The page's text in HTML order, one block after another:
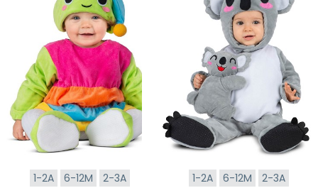
1-2A 6-12M
2-3A
1-2A 6-12M
2-3A